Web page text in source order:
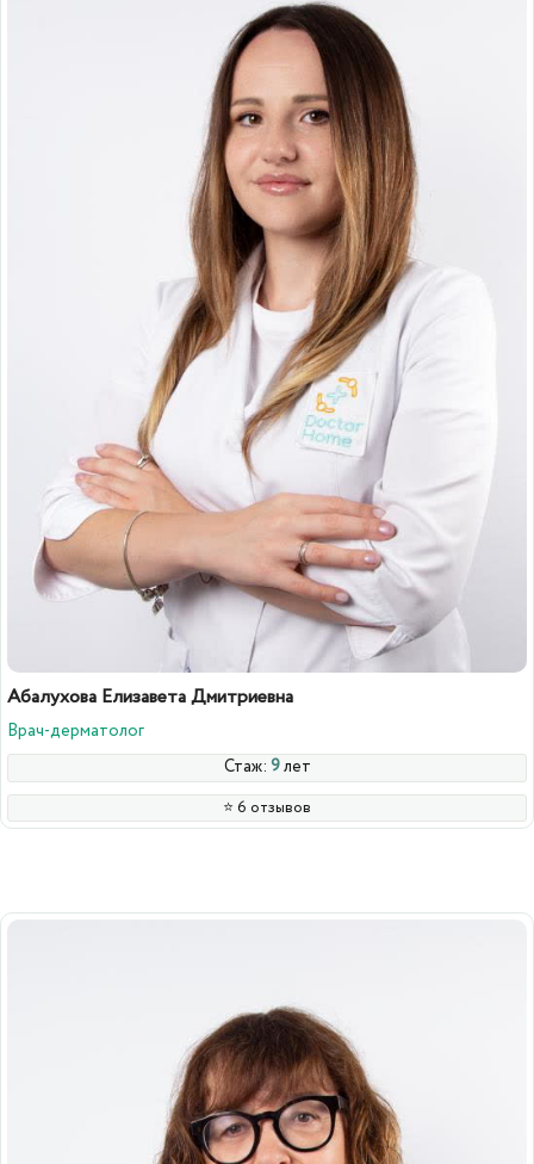
Абалухова Елизавета Дмитриевна
Врач-дерматолог
Стаж: 9лет
⭐️ 6 отзывов